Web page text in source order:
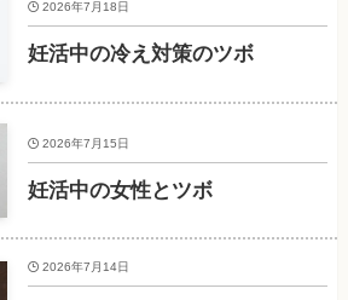
妊活中の冷え対策のツボ
2026年7月18日
妊活中の女性とツボ
2026年7月15日
2026年7月14日